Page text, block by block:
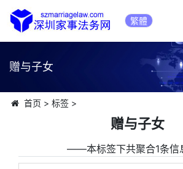
繁體
赠与子女
首页 > 标签>
赠与子女
――本标签下共聚合1条